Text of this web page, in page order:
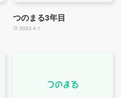
つのまる3年目
2023.4.1